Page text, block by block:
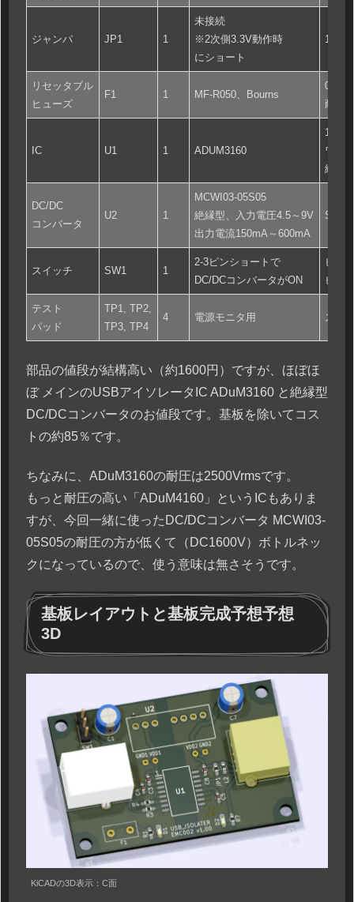
ジャンパ JP1 1
未接続
※2次側3.3V動作時
にショート
1608
リセッタブル
ヒューズ
F1 1 MF-R050、Bourns
0.5A
耐圧
IC U1 1 ADUM3160
16ピ
ワイ
絶縁
DC/DC
コンバータ
U2 1
MCWI03-05S05
絶縁型、入力電圧4.5～9V
出力電流150mA～600mA
SIP-8
スイッチ SW1 1
2-3ピンショートで
DC/DCコンバータがON
ピン
ピッ
テスト
パッド
TP1, TP2,
TP3, TP4
4 電源モニタ用 スル
部品の値段が結構高い（約1600円）ですが、ほぼほ
ぼ メインのUSBアイソレータIC ADuM3160 と絶縁型
DC/DCコンバータのお値段です。基板を除いてコス
トの約85％です。
ちなみに、ADuM3160の耐圧は2500Vrmsです。
もっと耐圧の高い「ADuM4160」というICもありま
すが、今回一緒に使ったDC/DCコンバータ MCWI03-
05S05の耐圧の方が低くて（DC1600V）ボトルネッ
クになっているので、使う意味は無さそうです。
基板レイアウトと基板完成予想予想
3D
KiCADの3D表示：C面